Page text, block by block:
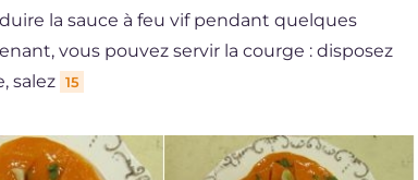
la sauce à feu vif pendant quelques
vous pouvez servir la courge : disposez
salez 15